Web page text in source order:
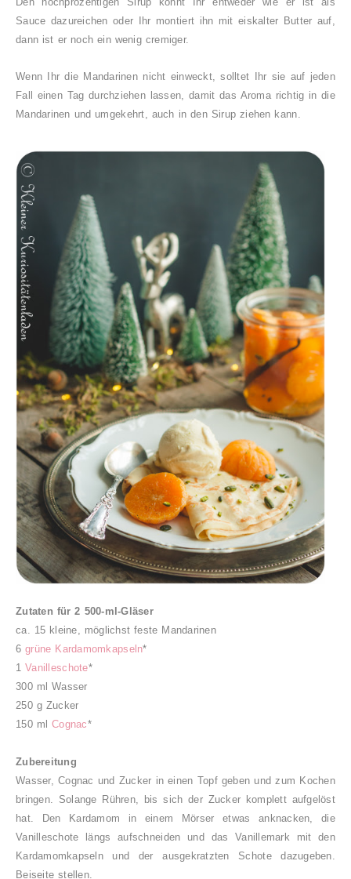
Sauce dazureichen oder Ihr montiert ihn mit eiskalter Butter auf,
dann ist er noch ein wenig cremiger.
Wenn Ihr die Mandarinen nicht einweckt, solltet Ihr sie auf jeden
Fall einen Tag durchziehen lassen, damit das Aroma richtig in die
Mandarinen und umgekehrt, auch in den Sirup ziehen kann.
Zutaten für 2 500-ml-Gläser
ca. 15 kleine, möglichst feste Mandarinen
6grüne Kardamomkapseln*
1Vanilleschote*
300 ml Wasser
250 g Zucker
150 mlCognac*
Zubereitung
Wasser, Cognac und Zucker in einen Topf geben und zum Kochen
bringen. Solange Rühren, bis sich der Zucker komplett aufgelöst
hat. Den Kardamom in einem Mörser etwas anknacken, die
Vanilleschote längs aufschneiden und das Vanillemark mit den
Kardamomkapseln und der ausgekratzten Schote dazugeben.
Beiseite stellen.